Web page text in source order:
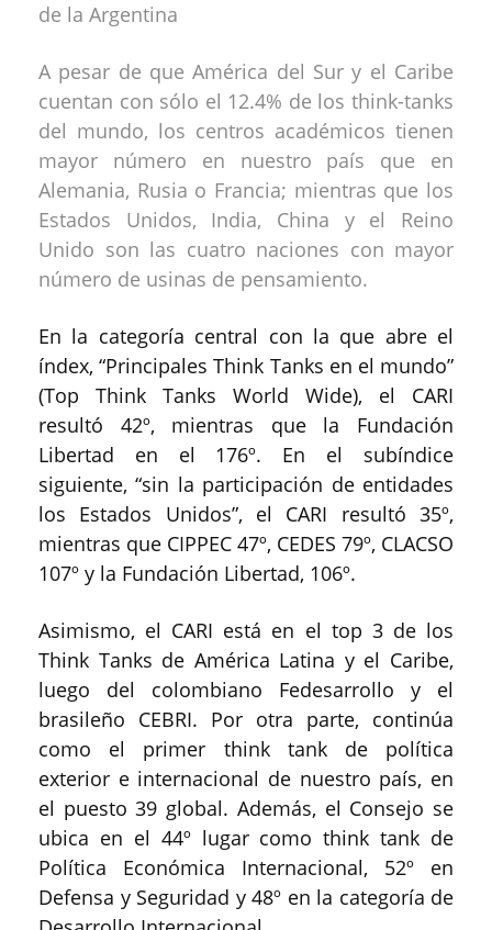
de la Argentina
A pesar de que América del Sur y el Caribe
cuentan con sólo el 12.4% de los think-tanks
del mundo, los centros académicos tienen
mayor número en nuestro país que en
Alemania, Rusia o Francia; mientras que los
Estados Unidos, India, China y el Reino
Unido son las cuatro naciones con mayor
número de usinas de pensamiento.
En la categoría central con la que abre el
índex, “Principales Think Tanks en el mundo”
(Top Think Tanks World Wide), el CARI
resultó 42º, mientras que la Fundación
Libertad en el 176º. En el subíndice
siguiente, “sin la participación de entidades
los Estados Unidos”, el CARI resultó 35º,
mientras que CIPPEC 47º, CEDES 79º, CLACSO
107º y la Fundación Libertad, 106º.
Asimismo, el CARI está en el top 3 de los
Think Tanks de América Latina y el Caribe,
luego del colombiano Fedesarrollo y el
brasileño CEBRI. Por otra parte, continúa
como el primer think tank de política
exterior e internacional de nuestro país, en
el puesto 39 global. Además, el Consejo se
ubica en el 44º lugar como think tank de
Política Económica Internacional, 52º en
Defensa y Seguridad y 48º en la categoría de